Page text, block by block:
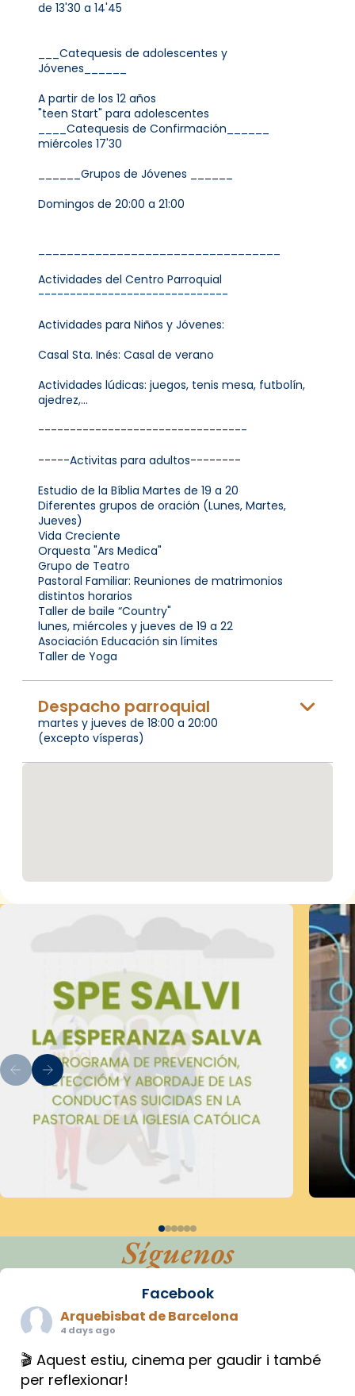
de 13'30 a 14'45
___Catequesis de adolescentes y
Jóvenes______
A partir de los 12 años
"teen Start" para adolescentes
____Catequesis de Confirmación______
miércoles 17'30
______Grupos de Jóvenes ______
Domingos de 20:00 a 21:00
Actividades del Centro Parroquial
------------------------------
Actividades para Niños y Jóvenes:
Casal Sta. Inés: Casal de verano
Actividades lúdicas: juegos, tenis mesa, futbolín,
ajedrez,...
---------------------------------
-----Activitas para adultos--------
Estudio de la Bíblia Martes de 19 a 20
Diferentes grupos de oración (Lunes, Martes,
Jueves)
Vida Creciente
Orquesta "Ars Medica"
Grupo de Teatro
Pastoral Familiar: Reuniones de matrimonios
distintos horarios
Taller de baile “Country"
lunes, miércoles y jueves de 19 a 22
Asociación Educación sin límites
Taller de Yoga
Despacho parroquial
martes y jueves de 18:00 a 20:00
(excepto vísperas)
Síguenos
Facebook
Arquebisbat de Barcelona
4 days ago
🎬 Aquest estiu, cinema per gaudir i també
per reflexionar!